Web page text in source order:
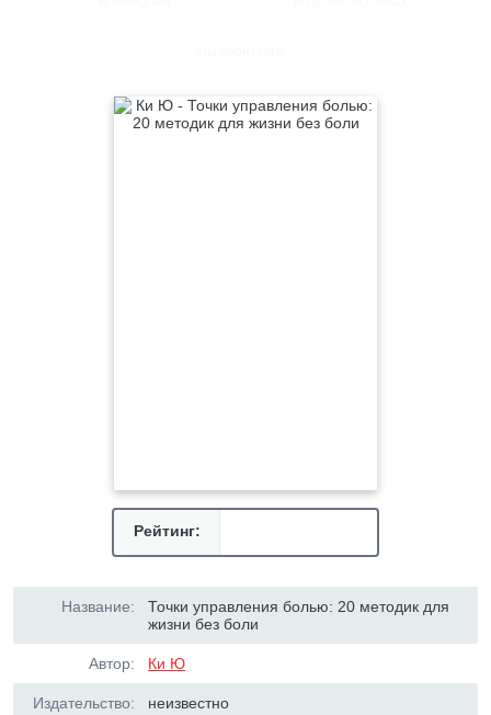
Рейтинг:
Название:
Точки управления болью: 20 методик для
жизни без боли
Автор: Ки Ю
Издательство: неизвестно